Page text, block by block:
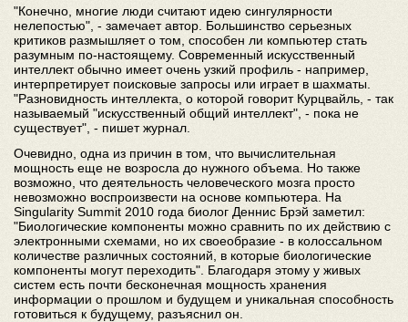
"Конечно, многие люди считают идею сингулярности
нелепостью", - замечает автор. Большинство серьезных
критиков размышляет о том, способен ли компьютер стать
разумным по-настоящему. Современный искусственный
интеллект обычно имеет очень узкий профиль - например,
интерпретирует поисковые запросы или играет в шахматы.
"Разновидность интеллекта, о которой говорит Курцвайль, - так
называемый "искусственный общий интеллект", - пока не
существует", - пишет журнал.
Очевидно, одна из причин в том, что вычислительная
мощность еще не возросла до нужного объема. Но также
возможно, что деятельность человеческого мозга просто
невозможно воспроизвести на основе компьютера. На
Singularity Summit 2010 года биолог Деннис Брэй заметил:
"Биологические компоненты можно сравнить по их действию с
электронными схемами, но их своеобразие - в колоссальном
количестве различных состояний, в которые биологические
компоненты могут переходить". Благодаря этому у живых
систем есть почти бесконечная мощность хранения
информации о прошлом и будущем и уникальная способность
готовиться к будущему, разъяснил он.